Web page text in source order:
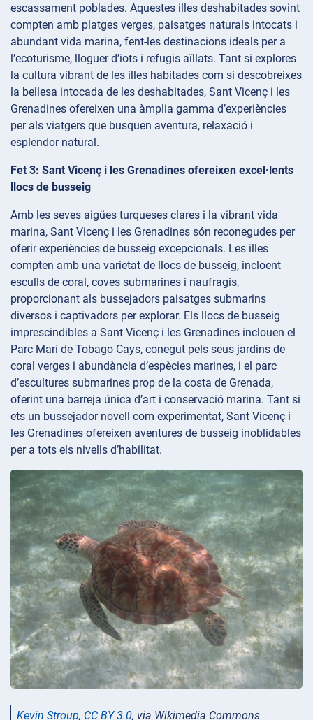
escassament poblades. Aquestes illes deshabitades sovint
compten amb platges verges, paisatges naturals intocats i
abundant vida marina, fent-les destinacions ideals per a
l’ecoturisme, lloguer d’iots i refugis aïllats. Tant si explores
la cultura vibrant de les illes habitades com si descobreixes
la bellesa intocada de les deshabitades, Sant Vicenç i les
Grenadines ofereixen una àmplia gamma d’experiències
per als viatgers que busquen aventura, relaxació i
esplendor natural.
Fet 3: Sant Vicenç i les Grenadines ofereixen excel·lents
llocs de busseig
Amb les seves aigües turqueses clares i la vibrant vida
marina, Sant Vicenç i les Grenadines són reconegudes per
oferir experiències de busseig excepcionals. Les illes
compten amb una varietat de llocs de busseig, incloent
esculls de coral, coves submarines i naufragis,
proporcionant als bussejadors paisatges submarins
diversos i captivadors per explorar. Els llocs de busseig
imprescindibles a Sant Vicenç i les Grenadines inclouen el
Parc Marí de Tobago Cays, conegut pels seus jardins de
coral verges i abundància d’espècies marines, i el parc
d’escultures submarines prop de la costa de Grenada,
oferint una barreja única d’art i conservació marina. Tant si
ets un bussejador novell com experimentat, Sant Vicenç i
les Grenadines ofereixen aventures de busseig inoblidables
per a tots els nivells d’habilitat.
Kevin Stroup, CC BY 3.0, via Wikimedia Commons